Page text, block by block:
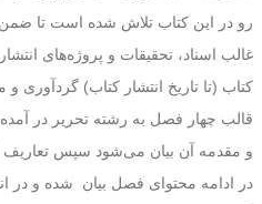
رو در این کتاب تلاش شده است تا
غالب اسناد، تحقیقات و پروژه‌های
کتاب (تا تاریخ انتشار کتاب) گردآوری
قالب چهار فصل به رشته تحریر در
و مقدمه آن بیان می‌شود سپس تعاریف
در ادامه محتوای فصل بیان شده و در